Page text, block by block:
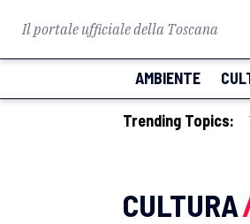
Il portale ufficiale della Toscana
AMBIENTE
Trending Topics:
CULTURA